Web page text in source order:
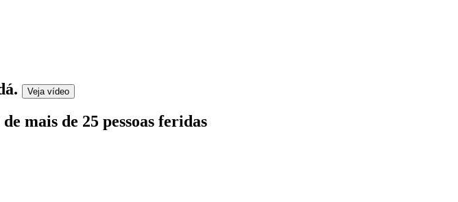
. Veja vídeo
mais de 25 pessoas feridas